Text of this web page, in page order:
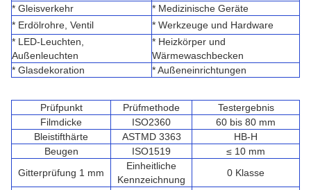
* Gleisverkehr
* Medizinische Geräte
* Erdölrohre, Ventil
* Werkzeuge und Hardware
* LED-Leuchten,
Außenleuchten
* Heizkörper und
Wärmewaschbecken
* Glasdekoration
* Außeneinrichtungen
Prüfpunkt Prüfmethode
Testergebnis
Filmdicke
ISO2360
60 bis 80 mm
Bleistifthärte
ASTMD 3363
HB-H
Beugen
ISO1519
≤ 10 mm
Gitterprüfung 1 mm
Einheitliche
Kennzeichnung
0 Klasse